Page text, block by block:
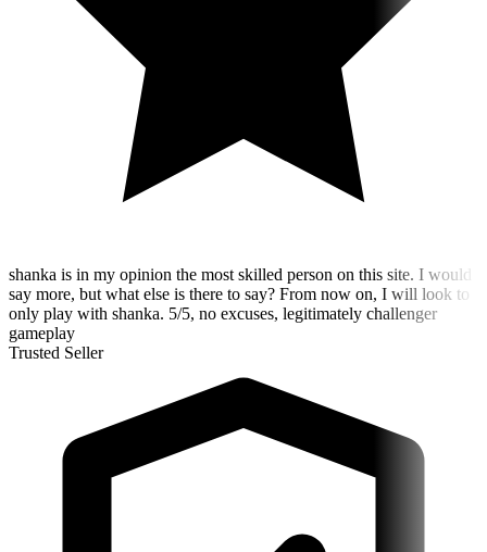
shanka is in my opinion the most skilled person on this site. I would
say more, but what else is there to say? From now on, I will look to
only play with shanka. 5/5, no excuses, legitimately challenger
gameplay
Trusted Seller